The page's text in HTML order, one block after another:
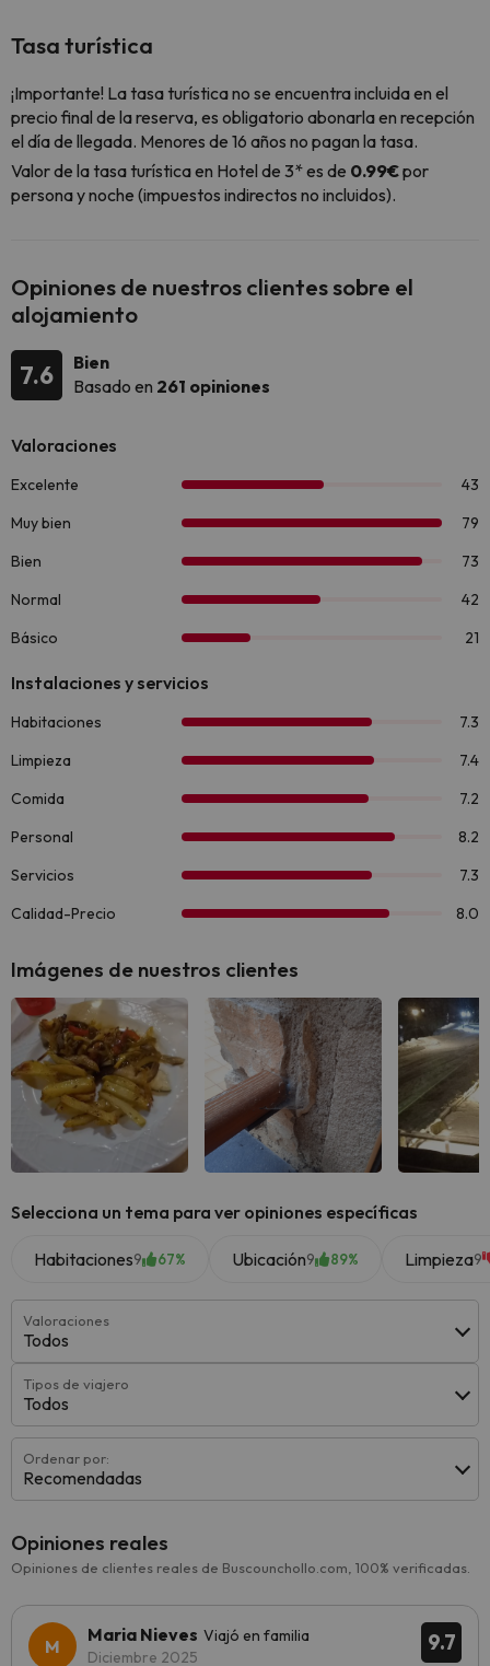
Tasa turística
¡Importante! La tasa turística no se encuentra incluida en el
precio final de la reserva, es obligatorio abonarla en recepción
el día de llegada. Menores de 16 años no pagan la tasa.
Valor de la tasa turística en Hotel de 3* es de 0.99€por
persona y noche (impuestos indirectos no incluidos).
Opiniones de nuestros clientes sobre el
alojamiento
7.6
Bien
Basado en 261 opiniones
Imágenes de nuestros clientes
Selecciona un tema para ver opiniones específicas
Habitaciones9 67% Ubicación9 89% Limpieza9
Valoraciones
Todos
Tipos de viajero
Todos
Ordenar por:
Recomendadas
Opiniones reales
Opiniones de clientes reales de Buscounchollo.com, 100% verificadas.
9.7
Maria Nieves Viajó en familia
Diciembre 2025